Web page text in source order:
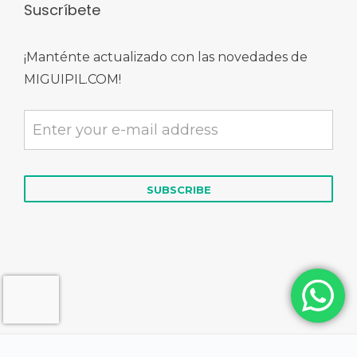
Suscríbete
¡Manténte actualizado con las novedades de
MIGUIPIL.COM!